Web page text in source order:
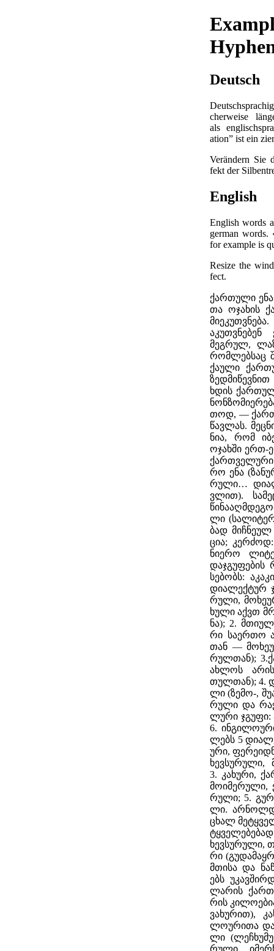
Deutsch
cher­wei­se
als
ation” ist ein
Ver­än­dern Sie
fekt der
English
Eng­lish words
ger­man words.
for ex­am­ple is
Re­size the
fect.
ქარ­თუ­ლი ენა
თა ოჯა­ხის
მეგ­რულ,
რომ­ლებ­საც
ქა­უ­ლი
ხდის
თოდ, —
წავ­ლას.
ნია, რომ
ოჯახ­ში ერთ-
რო ენა
რუ­ლი…
ვლით).
ლი
ბად
ცია; კერ­ძოდ:
ნი­ე­რო
დაჯ­გუ­ფე­ბის
სე­ბობს:
დი­ა­ლექ­ტურ
რუ­ლი,
ხუ­ლი აქვთ
ნა); 2.
რი სა­ერ­თო
თან —
რულ­თან);
ახ­ლოს
თულ­თან); 4.
ლი (ზე­მო-,
რუ­ლი და
ლუ­რი ჯგუ­ფი:
6.
ლებს 5
უ­რი,
ხევ­სუ­რუ­ლი,
3. კა­ხუ­რი,
მო­ი­მე­რუ­ლი,
რუ­ლი; 5.
ლი. არ­ნოლდ
ცხალ
ხევ­სუ­რუ­ლი,
რი
მთი­სა და
ებს
ლა­რის
რის
ვა­ხუ­რით),
ლო­უ­რი­თა
ლი
რუ­ლი,